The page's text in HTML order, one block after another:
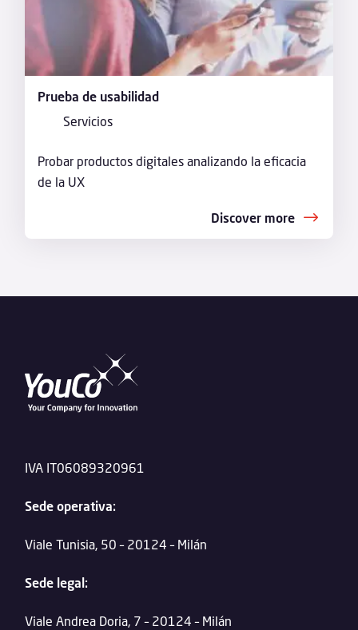
Prueba de usabilidad
Servicios
Probar productos digitales analizando la eficacia
de la UX
Discover more
IVA IT06089320961
Sede operativa:
Viale Tunisia, 50 – 20124 – Milán
Sede legal:
Viale Andrea Doria, 7 – 20124 – Milán